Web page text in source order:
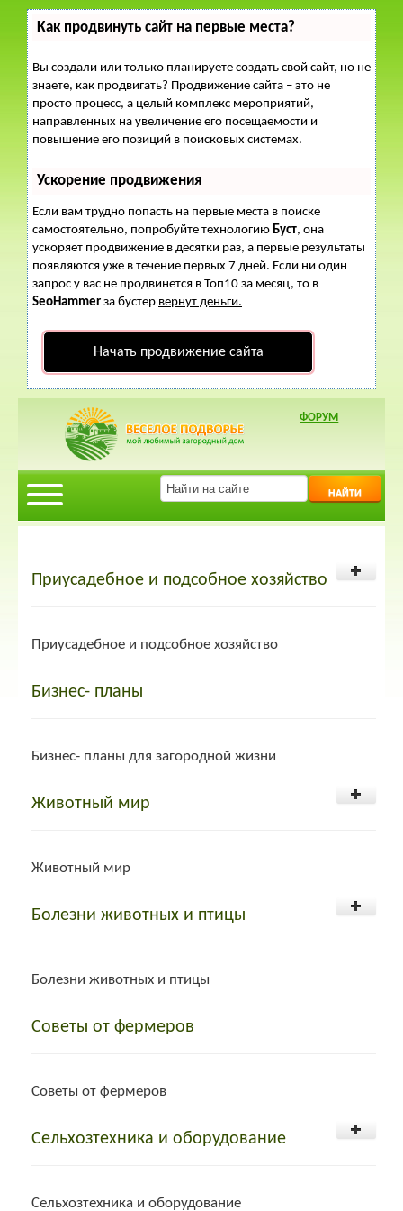
Как продвинуть сайт на первые места?
Вы создали или только планируете создать свой сайт, но не
знаете, как продвигать? Продвижение сайта – это не
просто процесс, а целый комплекс мероприятий,
направленных на увеличение его посещаемости и
повышение его позиций в поисковых системах.
Ускорение продвижения
Если вам трудно попасть на первые места в поиске
самостоятельно, попробуйте технологию Буст, она
ускоряет продвижение в десятки раз, а первые результаты
появляются уже в течение первых 7 дней. Если ни один
запрос у вас не продвинется в Топ10 за месяц, то в
SeoHammer за бустер вернут деньги.
Начать продвижение сайта
ФОРУМ
НАЙТИ
Приусадебное и подсобное хозяйство
Приусадебное и подсобное хозяйство
Загоны, сараи, вольеры
Загоны, сараи, вольеры
Погреб
Погреба и овощехранилища
Туалет
Туалет- уличный, дачный, септик, биотуалет
Бизнес- планы
Бизнес- планы для загородной жизни
Животный мир
Животный мир
Куры
Куры
Содержание кур
Содержание кур
Породы кур
Породы кур
Кролики
Кролики
Породы кроликов
Породы кроликов
Козы
Козы
Болезни животных и птицы
Болезни животных и птицы
Болезни гусей
Болезни гусей
Болезни свиней
Болезни свиней
Советы от фермеров
Советы от фермеров
Сельхозтехника и оборудование
Сельхозтехника и оборудование